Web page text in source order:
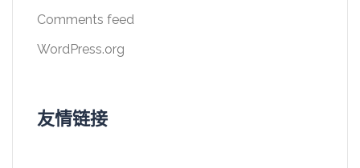
Comments feed
WordPress.org
友情链接